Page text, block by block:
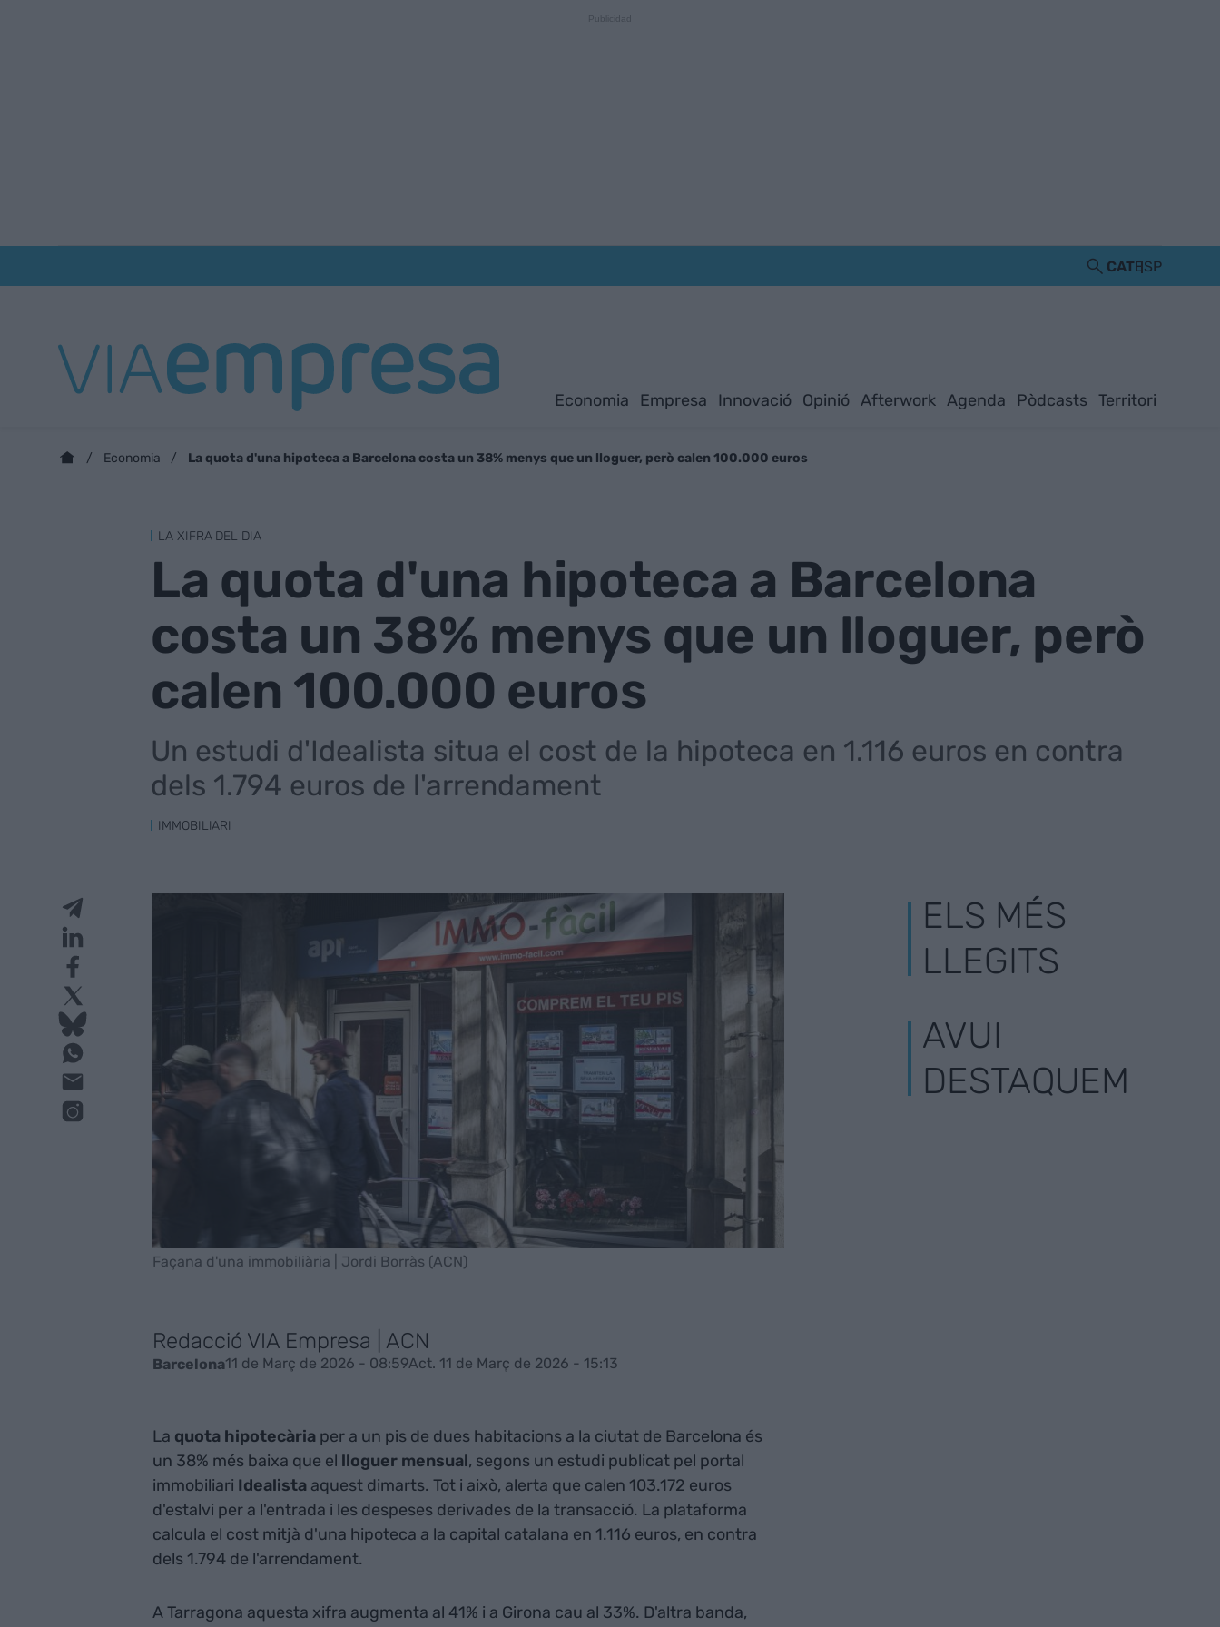
CATESP
Economia Empresa Innovació Opinió Afterwork Agenda Pòdcasts Territori
Economia La quota d'una hipoteca a Barcelona costa un 38% menys que un lloguer, però calen 100.000 euros
LA XIFRA DEL DIA
La quota d'una hipoteca a Barcelona
costa un 38% menys que un lloguer, però
calen 100.000 euros
Un estudi d'Idealista situa el cost de la hipoteca en 1.116 euros en contra
dels 1.794 euros de l'arrendament
IMMOBILIARI
Façana d'una immobiliària | Jordi Borràs (ACN)
Redacció VIA Empresa | ACN
Barcelona11 de Març de 2026 - 08:59Act. 11 de Març de 2026 - 15:13
La quota hipotecàriaper a un pis de dues habitacions a la ciutat de Barcelona és
un 38% més baixa que el lloguer mensual, segons un estudi publicat pel portal
immobiliari Idealistaaquest dimarts. Tot i això, alerta que calen 103.172 euros
d'estalvi per a l'entrada i les despeses derivades de la transacció. La plataforma
calcula el cost mitjà d'una hipoteca a la capital catalana en 1.116 euros, en contra
dels 1.794 de l'arrendament.
A Tarragona aquesta xifra augmenta al 41% i a Girona cau al 33%. D'altra banda,
ELS MÉS
LLEGITS
AVUI
DESTAQUEM